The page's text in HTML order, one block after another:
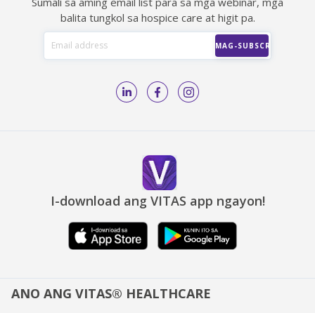
balita tungkol sa hospice care at higit pa.
I-download ang VITAS app ngayon!
ANO ANG VITAS® HEALTHCARE